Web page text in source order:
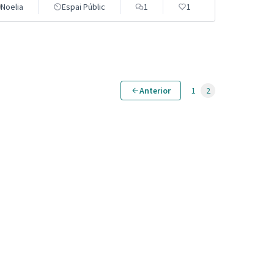
Noelia Espai Públic 1 1
Anterior 1 2